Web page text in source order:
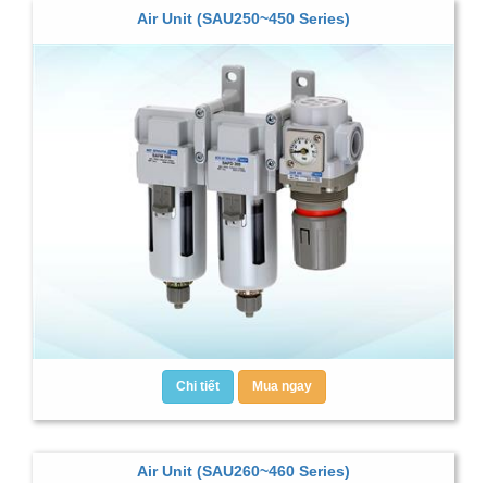
Air Unit (SAU250~450 Series)
Chi tiết Mua ngay
Air Unit (SAU260~460 Series)